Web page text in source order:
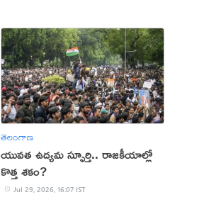
తెలంగాణ
యువత ఉద్యమ స్ఫూర్తి.. రాజకీయాల్లో
కొత్త శకం?
Jul 29, 2026, 16:07 IST